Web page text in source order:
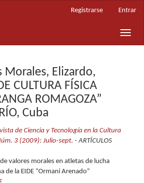
Registrarse Entrar
Toggle
Morales, Elizardo,
CULTURA FÍSICA
ROMAGOZA”
Cuba
de Ciencia y Tecnología en la Cultura
3 (2009): Julio-sept. - ARTÍCULOS
valores morales en atletas de lucha
de la EIDE “Ormani Arenado”